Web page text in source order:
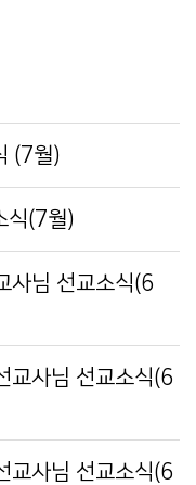
(7월)
식(7월)
사님 선교소식(6
교사님 선교소식(6
교사님 선교소식(6